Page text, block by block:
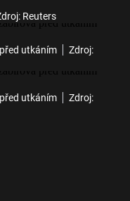
Reuters
utkáním
Zdroj:
utkáním
Zdroj: